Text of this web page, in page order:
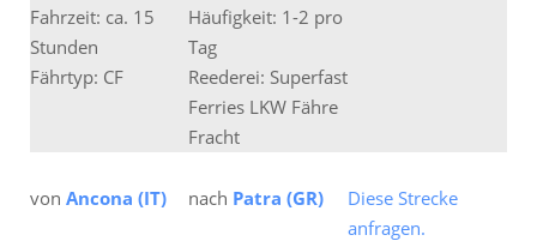
Fahrzeit: ca. 15
Stunden
Häufigkeit: 1-2 pro
Tag
Fährtyp: CF
Reederei: Superfast
Ferries LKW Fähre
Fracht
von Ancona (IT) nach Patra (GR)
Diese Strecke
anfragen.